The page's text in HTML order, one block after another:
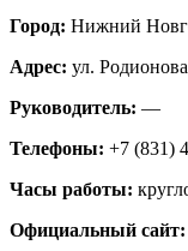
Город: Нижний
Адрес: ул.
Руководитель: —
Телефоны: +7 (831)
Часы работы:
Официальный сайт: